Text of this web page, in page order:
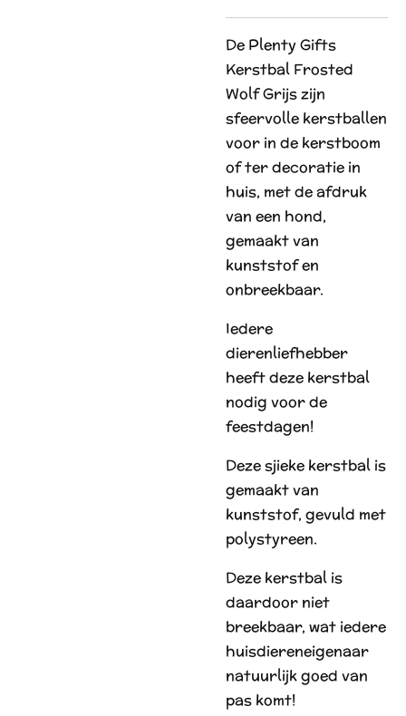
De Plenty Gifts
Kerstbal Frosted
Wolf Grijs zijn
sfeervolle kerstballen
voor in de kerstboom
of ter decoratie in
huis, met de afdruk
van een hond,
gemaakt van
kunststof en
onbreekbaar.
Iedere
dierenliefhebber
heeft deze kerstbal
nodig voor de
feestdagen!
Deze sjieke kerstbal is
gemaakt van
kunststof, gevuld met
polystyreen.
Deze kerstbal is
daardoor niet
breekbaar, wat iedere
huisdiereneigenaar
natuurlijk goed van
pas komt!